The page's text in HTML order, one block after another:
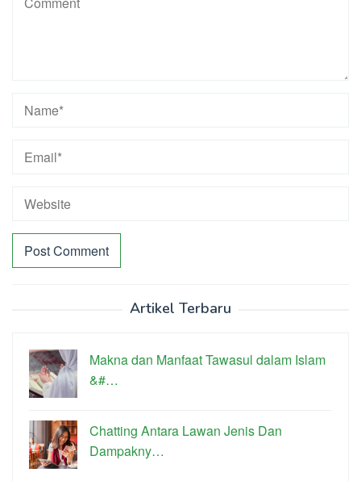
Artikel Terbaru
Makna dan Manfaat Tawasul dalam Islam
&#…
Chatting Antara Lawan Jenis Dan
Dampakny…